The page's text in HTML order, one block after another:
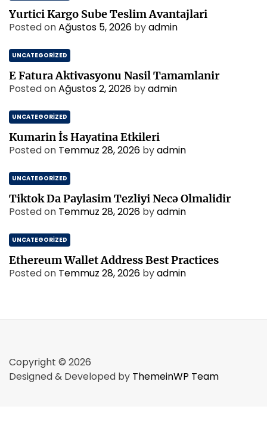
Yurtici Kargo Sube Teslim Avantajlari
Posted onAğustos 5, 2026 byadmin
UNCATEGORIZED
E Fatura Aktivasyonu Nasil Tamamlanir
Posted onAğustos 2, 2026 byadmin
UNCATEGORIZED
Kumarin İs Hayatina Etkileri
Posted on Temmuz 28, 2026 byadmin
UNCATEGORIZED
Tiktok Da Paylasim Tezliyi Necə Olmalidir
Posted on Temmuz 28, 2026 byadmin
UNCATEGORIZED
Ethereum Wallet Address Best Practices
Posted on Temmuz 28, 2026 byadmin
Copyright © 2026
Designed & Developed by ThemeinWP Team